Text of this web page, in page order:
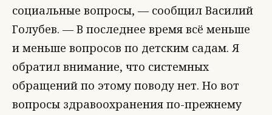
социальные вопросы, — сообщил Василий
Голубев. — В последнее время всё меньше
и меньше вопросов по детским садам. Я
обратил внимание, что системных
обращений по этому поводу нет. Но вот
вопросы здравоохранения по-прежнему